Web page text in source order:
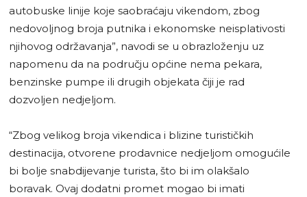
autobuske linije koje saobraćaju vikendom, zbog
nedovoljnog broja putnika i ekonomske neisplativosti
njihovog održavanja”, navodi se u obrazloženju uz
napomenu da na području općine nema pekara,
benzinske pumpe ili drugih objekata čiji je rad
dozvoljen nedjeljom.
“Zbog velikog broja vikendica i blizine turističkih
destinacija, otvorene prodavnice nedjeljom omogućile
bi bolje snabdijevanje turista, što bi im olakšalo
boravak. Ovaj dodatni promet mogao bi imati